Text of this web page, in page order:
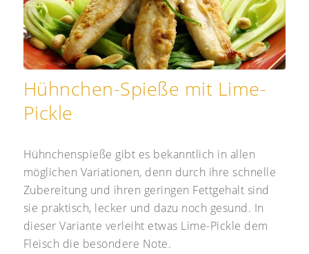
Hühnchen-Spieße mit Lime-
Pickle
Hühnchenspieße gibt es bekanntlich in allen
möglichen Variationen, denn durch ihre schnelle
Zubereitung und ihren geringen Fettgehalt sind
sie praktisch, lecker und dazu noch gesund. In
dieser Variante verleiht etwas Lime-Pickle dem
Fleisch die besondere Note.